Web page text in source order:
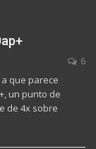
6
que parece
un punto de
de 4x sobre